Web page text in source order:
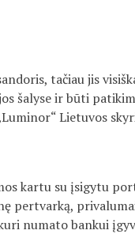
tačiau jis
šalyse ir būti
Lietuvos
kartu su įsigytu
pertvarką,
numato bankui